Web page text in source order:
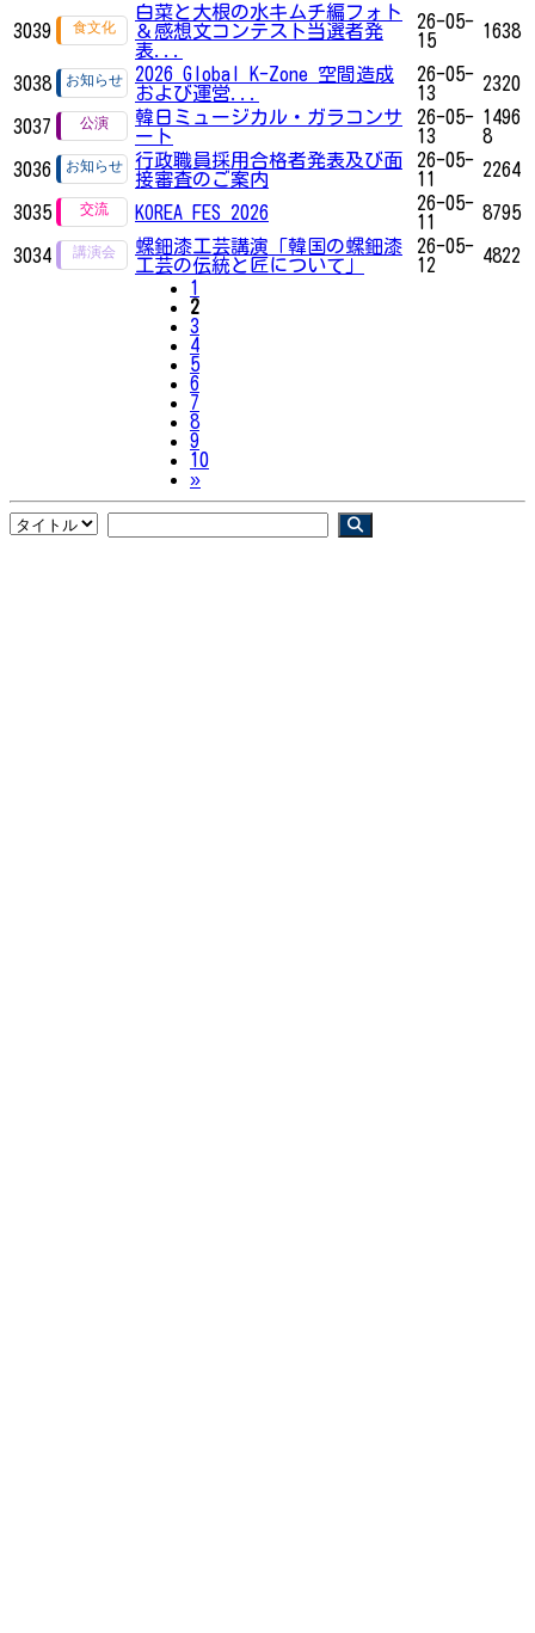
3039
白菜と大根の水キムチ編フォト
＆感想文コンテスト当選者発
表...
26-05-
15
1638
3038
2026 Global K-Zone 空間造成
および運営...
26-05-
13
2320
3037
韓日ミュージカル・ガラコンサ
ート
26-05-
13
1496
8
3036
行政職員採用合格者発表及び面
接審査のご案内
26-05-
11
2264
3035 KOREA FES 2026
26-05-
11
8795
3034
螺鈿漆工芸講演「韓国の螺鈿漆
工芸の伝統と匠について」
26-05-
12
4822
1
2
3
4
5
6
7
8
9
10
»Next